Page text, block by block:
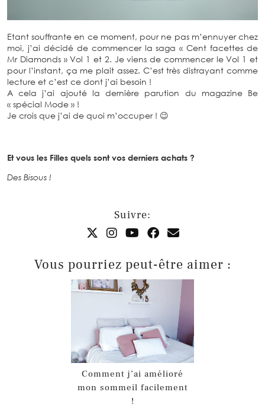
Etant souffrante en ce moment, pour ne pas m’ennuyer chez
moi, j’ai décidé de commencer la saga « Cent facettes de
Mr Diamonds » Vol 1 et 2. Je viens de commencer le Vol 1 et
pour l’instant, ça me plait assez. C’est très distrayant comme
lecture et c’est ce dont j’ai besoin !
A cela j’ai ajouté la dernière parution du magazine Be
« spécial Mode » !
Je crois que j’ai de quoi m’occuper ! 😉
Et vous les Filles quels sont vos derniers achats ?
Des Bisous !
Suivre:
Vous pourriez peut-être aimer :
Comment j’ai amélioré
mon sommeil facilement
!